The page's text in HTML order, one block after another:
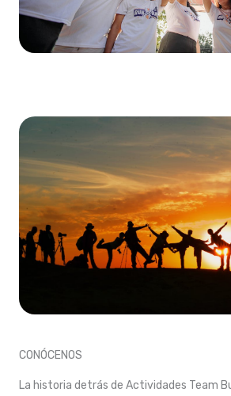
CONÓCENOS
La historia detrás de Actividades Team